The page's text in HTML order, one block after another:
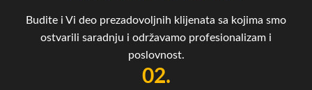
Budite i Vi deo prezadovoljnih klijenata sa kojima smo
ostvarili saradnju i održavamo profesionalizam i
poslovnost.
02.